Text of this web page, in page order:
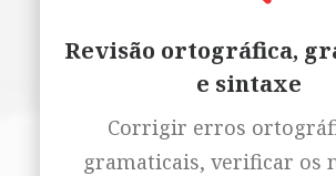
Revisão ortográfica,
e sintaxe
Corrigir erros
gramaticais, verificar os